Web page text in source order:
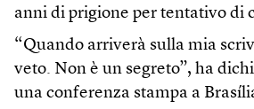
anni di prigione per tentativo di
“Quando arriverà sulla mia
veto. Non è un segreto”, ha
una conferenza stampa a